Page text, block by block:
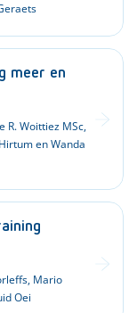
meer en
R. Woittiez MSc,
en Wanda
Mario
Oei